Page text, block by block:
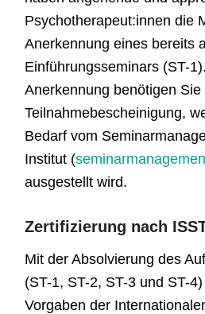
Psychotherapeut:innen die
Anerkennung eines bereits
Einführungsseminars (ST-
Anerkennung benötigen
Teilnahmebescheinigung,
Bedarf vom
Institut (
ausgestellt wird.
Zertifizierung nach
Mit der Absolvierung des
(ST-1, ST-2, ST-3 und ST-
Vorgaben der